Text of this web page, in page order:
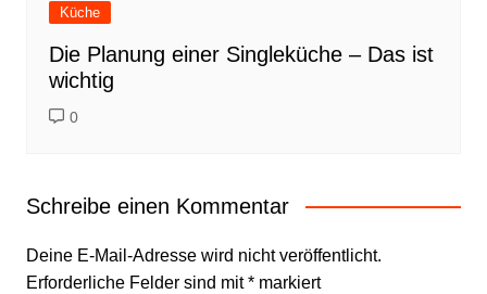
Küche
Die Planung einer Singleküche – Das ist
wichtig
0
Schreibe einen Kommentar
Deine E-Mail-Adresse wird nicht veröffentlicht.
Erforderliche Felder sind mit*markiert